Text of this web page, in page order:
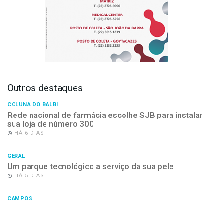
Outros destaques
COLUNA DO BALBI
Rede nacional de farmácia escolhe SJB para instalar
sua loja de número 300
HÁ 6 DIAS
GERAL
Um parque tecnológico a serviço da sua pele
HÁ 5 DIAS
CAMPOS